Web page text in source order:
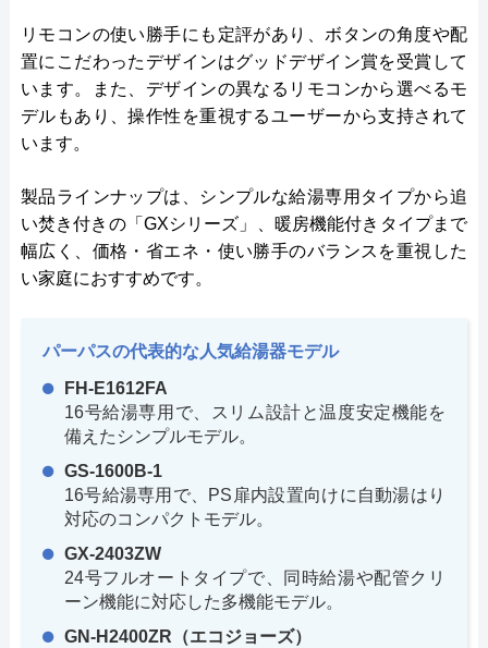
リモコンの使い勝手にも定評があり、ボタンの角度や配
置にこだわったデザインはグッドデザイン賞を受賞して
います。また、デザインの異なるリモコンから選べるモ
デルもあり、操作性を重視するユーザーから支持されて
います。
製品ラインナップは、シンプルな給湯専用タイプから追
い焚き付きの「GXシリーズ」、暖房機能付きタイプまで
幅広く、価格・省エネ・使い勝手のバランスを重視した
い家庭におすすめです。
パーパスの代表的な人気給湯器モデル
FH-E1612FA
16号給湯専用で、スリム設計と温度安定機能を
備えたシンプルモデル。
GS-1600B-1
16号給湯専用で、PS扉内設置向けに自動湯はり
対応のコンパクトモデル。
GX-2403ZW
24号フルオートタイプで、同時給湯や配管クリ
ーン機能に対応した多機能モデル。
GN-H2400ZR（エコジョーズ）